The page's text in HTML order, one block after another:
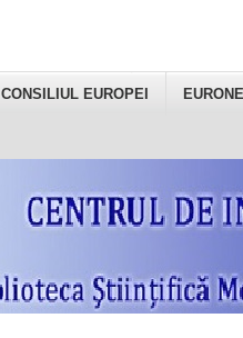
CONSILIUL EUROPEI